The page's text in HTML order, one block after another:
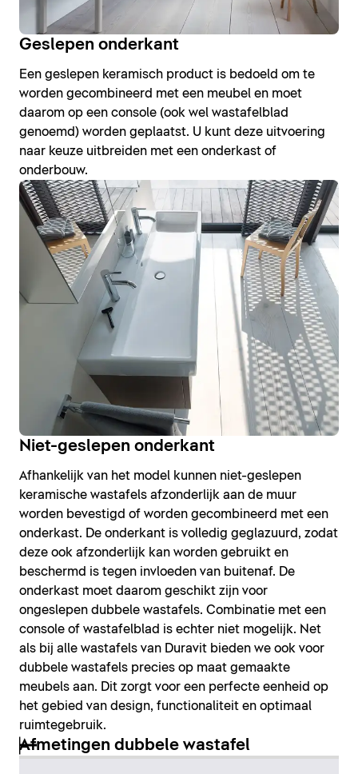
Geslepen onderkant
Een geslepen keramisch product is bedoeld om te
worden gecombineerd met een meubel en moet
daarom op een console (ook wel wastafelblad
genoemd) worden geplaatst. U kunt deze uitvoering
naar keuze uitbreiden met een onderkast of
onderbouw.
Niet-geslepen onderkant
Afhankelijk van het model kunnen niet-geslepen
keramische wastafels afzonderlijk aan de muur
worden bevestigd of worden gecombineerd met een
onderkast. De onderkant is volledig geglazuurd, zodat
deze ook afzonderlijk kan worden gebruikt en
beschermd is tegen invloeden van buitenaf. De
onderkast moet daarom geschikt zijn voor
ongeslepen dubbele wastafels. Combinatie met een
console of wastafelblad is echter niet mogelijk. Net
als bij alle wastafels van Duravit bieden we ook voor
dubbele wastafels precies op maat gemaakte
meubels aan. Dit zorgt voor een perfecte eenheid op
het gebied van design, functionaliteit en optimaal
ruimtegebruik.
Afmetingen dubbele wastafel